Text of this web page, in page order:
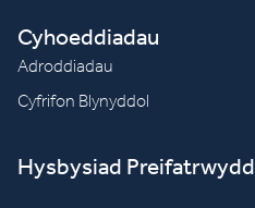
Cyhoeddiadau
Adroddiadau
Cyfrifon Blynyddol
Hysbysiad Preifatrwydd